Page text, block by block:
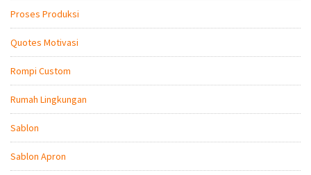
Proses Produksi
Quotes Motivasi
Rompi Custom
Rumah Lingkungan
Sablon
Sablon Apron